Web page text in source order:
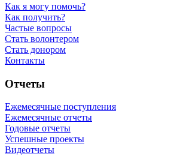
Как я могу помочь?
Как получить?
Частые вопросы
Стать волонтером
Стать донором
Контакты
Отчеты
Ежемесячные поступления
Ежемесячные отчеты
Годовые отчеты
Успешные проекты
Видеотчеты